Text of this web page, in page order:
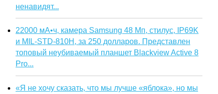
ненавидят...
22000 мА•ч, камера Samsung 48 Мп, стилус, IP69K
и MIL-STD-810H, за 250 долларов. Представлен
топовый неубиваемый планшет Blackview Active 8
Pro...
«Я не хочу сказать, что мы лучше «яблока», но мы